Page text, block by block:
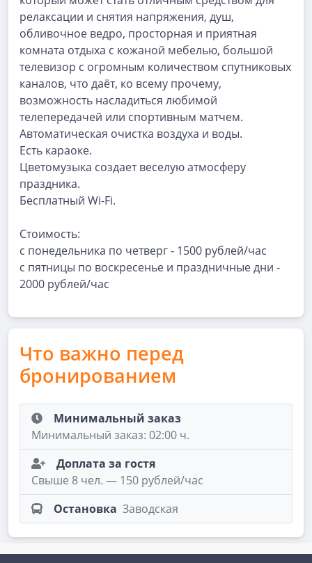
релаксации и снятия напряжения, душ,
обливочное ведро, просторная и приятная
комната отдыха с кожаной мебелью, большой
телевизор с огромным количеством спутниковых
каналов, что даёт, ко всему прочему,
возможность насладиться любимой
телепередачей или спортивным матчем.
Автоматическая очистка воздуха и воды.
Есть караоке.
Цветомузыка создает веселую атмосферу
праздника.
Бесплатный Wi-Fi.
Стоимость:
с понедельника по четверг - 1500 рублей/час
с пятницы по воскресенье и праздничные дни -
2000 рублей/час
Что важно перед
бронированием
Минимальный заказ
Минимальный заказ: 02:00 ч.
Доплата за гостя
Свыше 8 чел. — 150 рублей/час
Остановка Заводская